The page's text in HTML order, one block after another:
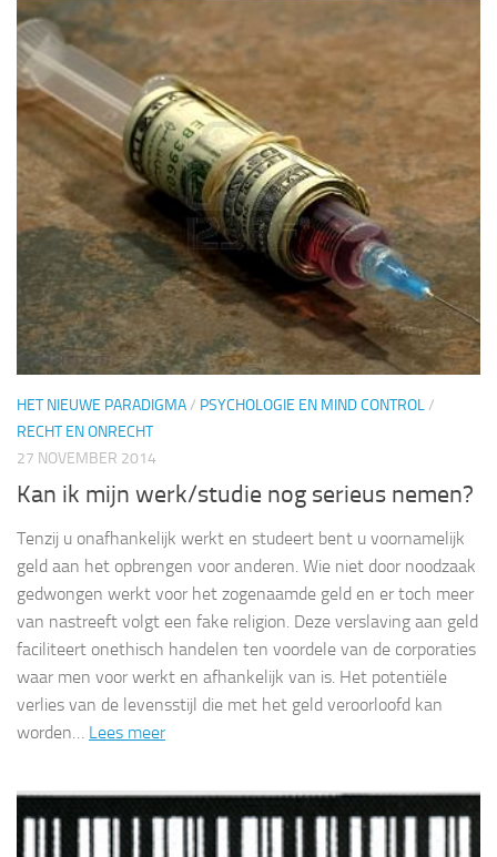
HET NIEUWE PARADIGMA/ PSYCHOLOGIE EN MIND CONTROL/
RECHT EN ONRECHT
27 NOVEMBER 2014
Kan ik mijn werk/studie nog serieus nemen?
Tenzij u onafhankelijk werkt en studeert bent u voornamelijk
geld aan het opbrengen voor anderen. Wie niet door noodzaak
gedwongen werkt voor het zogenaamde geld en er toch meer
van nastreeft volgt een fake religion. Deze verslaving aan geld
faciliteert onethisch handelen ten voordele van de corporaties
waar men voor werkt en afhankelijk van is. Het potentiële
verlies van de levensstijl die met het geld veroorloofd kan
worden… Lees meer